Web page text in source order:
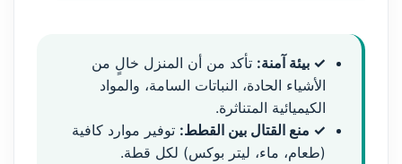
✓ بيئة آمنة: تأكد من أن المنزل خالٍ من
الأشياء الحادة، النباتات السامة، والمواد
الكيميائية المتناثرة.
✓ منع القتال بين القطط: توفير موارد كافية
(طعام، ماء، ليتر بوكس) لكل قطة.